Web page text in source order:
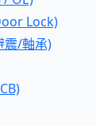
Lock)
震/軸承)